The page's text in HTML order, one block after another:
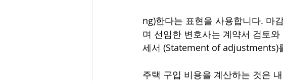
ng)한다는 표현을 사용합니다. 마
며 선임한 변호사는 계약서 검토
세서 (Statement of adjustments)
주택 구입 비용을 계산하는 것은